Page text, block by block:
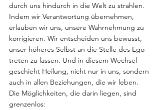
durch uns hindurch in die Welt zu strahlen.
Indem wir Verantwortung übernehmen,
erlauben wir uns, unsere Wahrnehmung zu
korrigieren. Wir entscheiden uns bewusst,
unser höheres Selbst an die Stelle des Ego
treten zu lassen. Und in diesem Wechsel
geschieht Heilung, nicht nur in uns, sondern
auch in allen Beziehungen, die wir leben.
Die Möglichkeiten, die darin liegen, sind
grenzenlos: